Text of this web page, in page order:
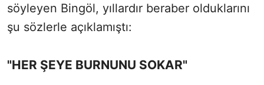
söyleyen Bingöl, yıllardır beraber olduklarını
şu sözlerle açıklamıştı:
"HER ŞEYE BURNUNU SOKAR"